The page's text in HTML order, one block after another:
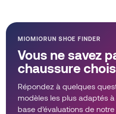
MIOMIORUN SHOE FINDER
Vous ne savez
chaussure
Répondez à quelques
modèles les plus adaptés
base d’évaluations de